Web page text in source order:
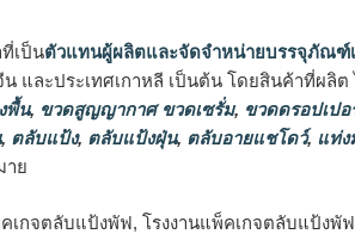
ที่เป็นตัวแทนผู้ผลิตและจัดจำหน่ายบรรจุภัณฑ์
และประเทศเกาหลี เป็นต้น โดยสินค้าที่ผลิ
พื้น, ขวดสูญญากาศ ขวดเซรั่ม, ขวดดรอปเปอ
, ตลับแป้ง, ตลับแป้งฝุ่น, ตลับอายแชโดว์, แท่ง
าย
จตลับแป้งพัฟ, โรงงานแพ็คเกจตลับแป้งพั